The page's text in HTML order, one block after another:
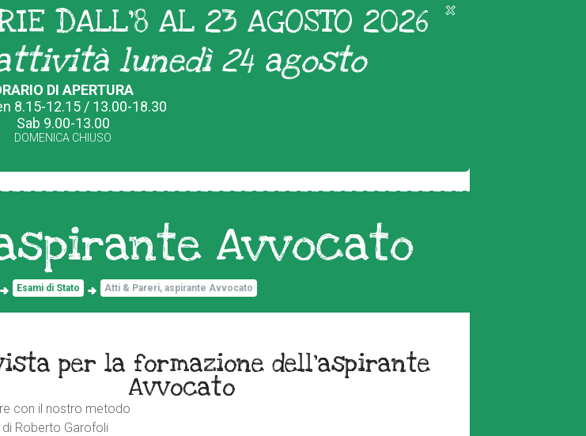
DALL'8 AL 23 AGOSTO 2026
lunedì 24 agosto
DI APERTURA
8.15-12.15 / 13.00-18.30
Sab 9.00-13.00
DOMENICA CHIUSO
Avvocato
Esami di Stato Atti & Pareri, aspirante Avvocato
per la formazione dell’aspirante
Avvocato
con il nostro metodo
Roberto Garofoli